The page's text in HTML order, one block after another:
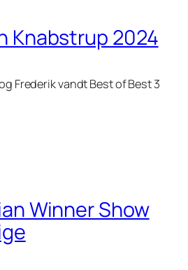
Knabstrup 2024
Frederik vandt Best of Best 3
Winner Show